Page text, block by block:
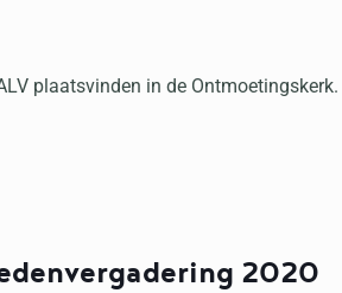
plaatsvinden in de
2020